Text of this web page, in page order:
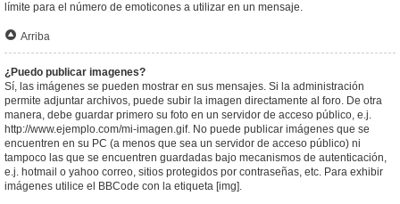
límite para el número de emoticones a utilizar en un mensaje.
Arriba
¿Puedo publicar imagenes?
Sí, las imágenes se pueden mostrar en sus mensajes. Si la administración
permite adjuntar archivos, puede subir la imagen directamente al foro. De otra
manera, debe guardar primero su foto en un servidor de acceso público, e.j.
http://www.ejemplo.com/mi-imagen.gif. No puede publicar imágenes que se
encuentren en su PC (a menos que sea un servidor de acceso público) ni
tampoco las que se encuentren guardadas bajo mecanismos de autenticación,
e.j. hotmail o yahoo correo, sitios protegidos por contraseñas, etc. Para exhibir
imágenes utilice el BBCode con la etiqueta [img].